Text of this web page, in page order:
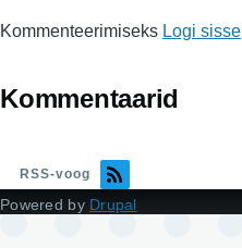
Kommenteerimiseks Logi sisse
Kommentaarid
RSS-voog
Powered by Drupal